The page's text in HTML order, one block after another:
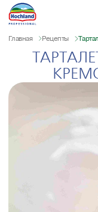
Главная Рецепты